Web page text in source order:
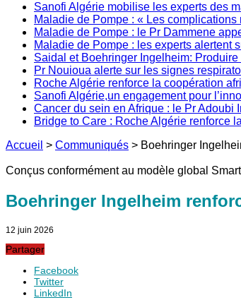
Sanofi Algérie mobilise les experts des
Maladie de Pompe : « Les
Maladie de Pompe : le Pr Dammene
Maladie de Pompe : les experts alertent
Saidal et Boehringer Ingelheim:
Pr Nouioua alerte sur les signes
Roche Algérie renforce la coopération
Sanofi Algérie,un engagement pour
Cancer du sein en Afrique : le Pr Adoubi
Bridge to Care : Roche Algérie renforce
Accueil > Communiqués > Boehringer
Conçus conformément au modèle global
Boehringer Ingelheim
12 juin 2026
Partager
Facebook
Twitter
LinkedIn